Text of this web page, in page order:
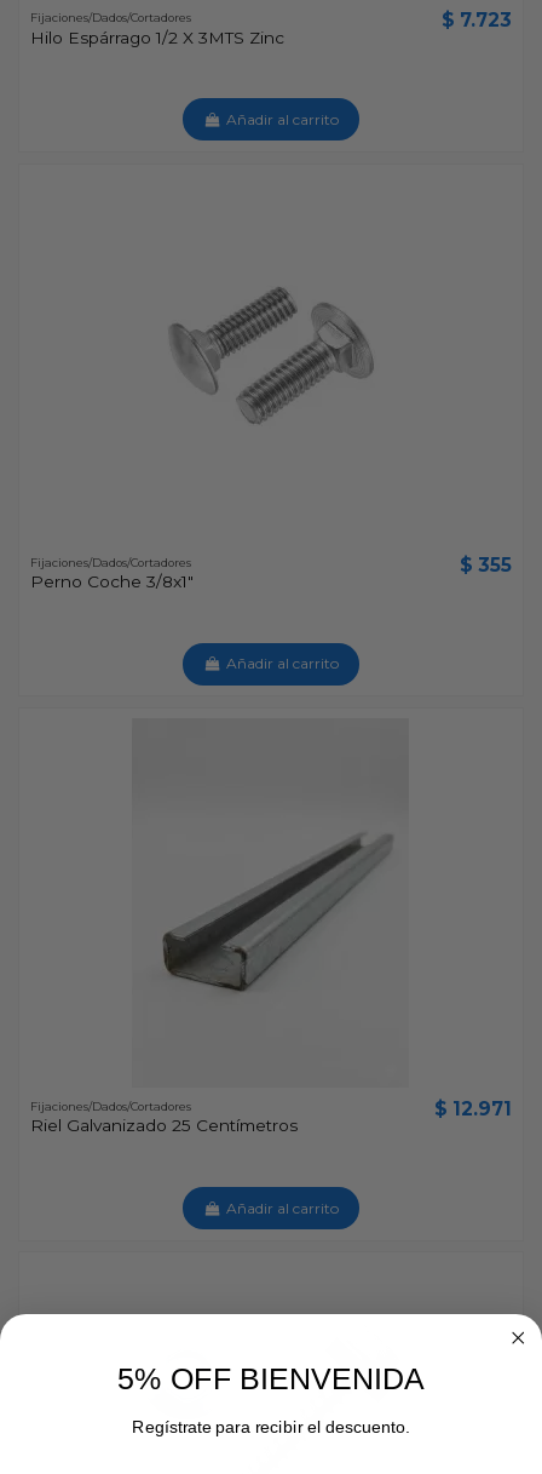
Fijaciones/Dados/Cortadores
Hilo Espárrago 1/2 X 3MTS Zinc
$ 7.723
Añadir al carrito
Fijaciones/Dados/Cortadores
Perno Coche 3/8x1"
$ 355
Añadir al carrito
Fijaciones/Dados/Cortadores
Riel Galvanizado 25 Centímetros
$ 12.971
Añadir al carrito
5% OFF BIENVENIDA
Regístrate para recibir el descuento.